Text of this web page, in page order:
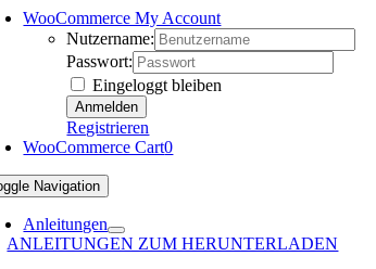
WooCommerce My Account
Nutzername:
Passwort:
Eingeloggt bleiben
Registrieren
WooCommerce Cart0
Navigation
Anleitungen
ANLEITUNGEN ZUM HERUNTERLADEN